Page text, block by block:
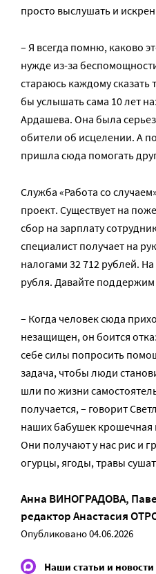
просто выслушать и
– Я всегда помню, каково
нужде из-за
стараюсь каждому сказать
бы услышать сама 10 лет
Ардашева. Она была
обители об исцелении. А
пришла сюда помогать
Служба «Работа со
проект. Существует на
сбор на зарплату
специалист получает на
налогами 32 712 рублей.
рубля. Давайте
– Когда человек сюда
незащищен, он боится
себе силы попросить
задача, чтобы люди
шли по жизни
получается, – говорит
наших бабушек крошечная
Они получают у нас рис и
огурцы, ягоды, травы
Анна ВИНОГРАДОВА,
редакторАнастасия
Опубликовано 04.06.2026
Наши статьи и